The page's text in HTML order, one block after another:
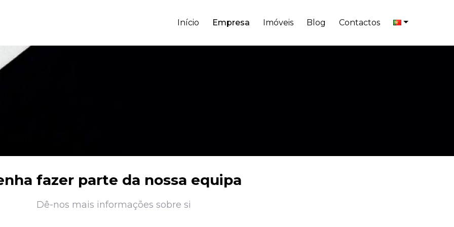
Início Empresa Imóveis Blog Contactos
fazer parte da nossa equipa
Dê-nos mais informações sobre si